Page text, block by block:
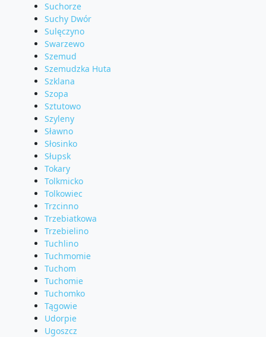
Suchorze
Suchy Dwór
Sulęczyno
Swarzewo
Szemud
Szemudzka Huta
Szklana
Szopa
Sztutowo
Szyleny
Sławno
Słosinko
Słupsk
Tokary
Tolkmicko
Tolkowiec
Trzcinno
Trzebiatkowa
Trzebielino
Tuchlino
Tuchmomie
Tuchom
Tuchomie
Tuchomko
Tągowie
Udorpie
Ugoszcz